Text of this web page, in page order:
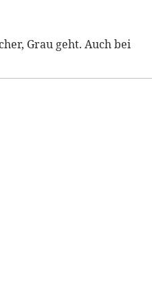
Grau geht. Auch bei